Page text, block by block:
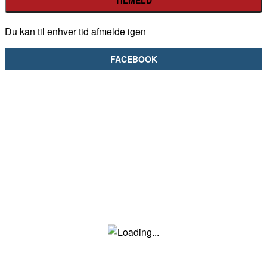
Du kan til enhver tid afmelde igen
FACEBOOK